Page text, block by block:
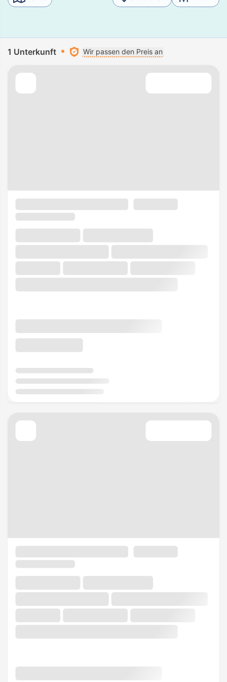
1 Unterkunft Wir passen den Preis an